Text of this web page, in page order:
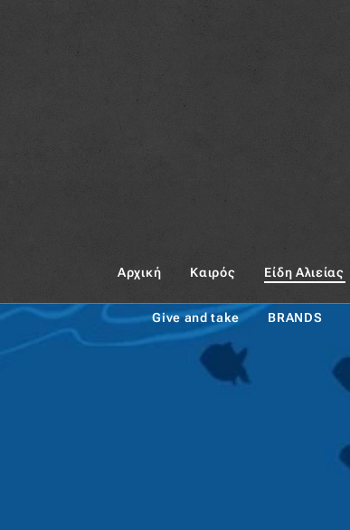
Αρχική Καιρός Είδη Αλιείας
Give and take BRANDS